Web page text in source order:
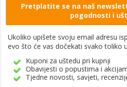
Pretplatite se na naš
pogodnosti i
Ukoliko upišete svoju email adresu
evo što će vas dočekati svako toliko
Kuponi za uštedu pri kupnji
Obavijesti o popustima i
Tjedne novosti, savjeti,